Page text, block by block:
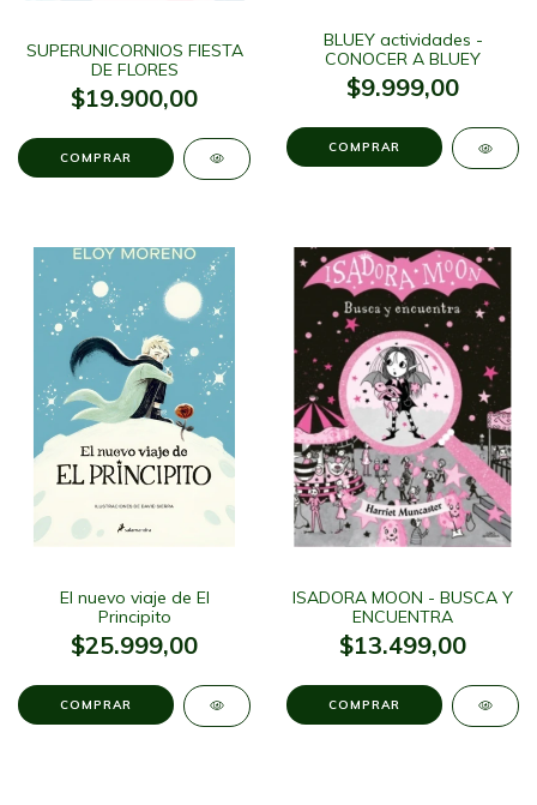
SUPERUNICORNIOS FIESTA
DE FLORES
$19.900,00
BLUEY actividades -
CONOCER A BLUEY
$9.999,00
El nuevo viaje de El
Principito
$25.999,00
ISADORA MOON - BUSCA Y
ENCUENTRA
$13.499,00